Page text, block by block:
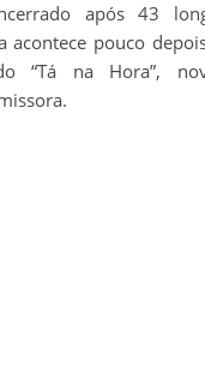
após 43
acontece pouco
“Tá na Hora”,